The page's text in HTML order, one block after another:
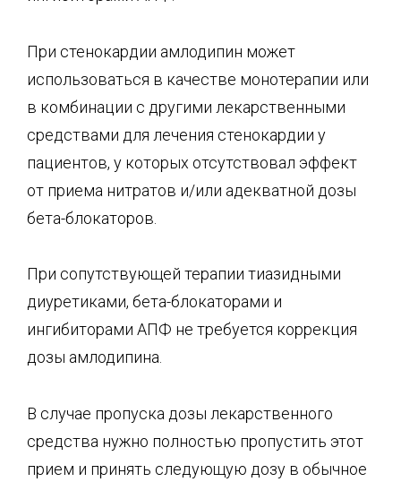
При стенокардии амлодипин может
использоваться в качестве монотерапии или
в комбинации с другими лекарственными
средствами для лечения стенокардии у
пациентов, у которых отсутствовал эффект
от приема нитратов и/или адекватной дозы
бета-блокаторов.
При сопутствующей терапии тиазидными
диуретиками, бета-блокаторами и
ингибиторами АПФ не требуется коррекция
дозы амлодипина.
В случае пропуска дозы лекарственного
средства нужно полностью пропустить этот
прием и принять следующую дозу в обычное